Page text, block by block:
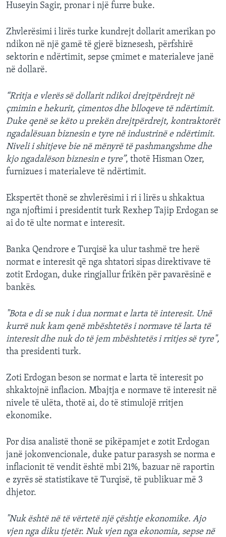
Huseyin Sagir, pronar i një furre buke.
Zhvlerësimi i lirës turke kundrejt dollarit amerikan po
ndikon në një gamë të gjerë biznesesh, përfshirë
sektorin e ndërtimit, sepse çmimet e materialeve janë
në dollarë.
“Rritja e vlerës së dollarit ndikoi drejtpërdrejt në
çmimin e hekurit, çimentos dhe blloqeve të ndërtimit.
Duke qenë se këto u prekën drejtpërdrejt, kontraktorët
ngadalësuan biznesin e tyre në industrinë e ndërtimit.
Niveli i shitjeve bie në mënyrë të pashmangshme dhe
kjo ngadalëson biznesin e tyre”, thotë Hisman Ozer,
furnizues i materialeve të ndërtimit.
Ekspertët thonë se zhvlerësimi i ri i lirës u shkaktua
nga njoftimi i presidentit turk Rexhep Tajip Erdogan se
ai do të ulte normat e interesit.
Banka Qendrore e Turqisë ka ulur tashmë tre herë
normat e interesit që nga shtatori sipas direktivave të
zotit Erdogan, duke ringjallur frikën për pavarësinë e
bankës.
"Bota e di se nuk i dua normat e larta të interesit. Unë
kurrë nuk kam qenë mbështetës i normave të larta të
interesit dhe nuk do të jem mbështetës i rritjes së tyre",
tha presidenti turk.
Zoti Erdogan beson se normat e larta të interesit po
shkaktojnë inflacion. Mbajtja e normave të interesit në
nivele të ulëta, thotë ai, do të stimulojë rritjen
ekonomike.
Por disa analistë thonë se pikëpamjet e zotit Erdogan
janë jokonvencionale, duke patur parasysh se norma e
inflacionit të vendit është mbi 21%, bazuar në raportin
e zyrës së statistikave të Turqisë, të publikuar më 3
dhjetor.
"Nuk është në të vërtetë një çështje ekonomike. Ajo
vjen nga diku tjetër. Nuk vjen nga ekonomia, sepse në